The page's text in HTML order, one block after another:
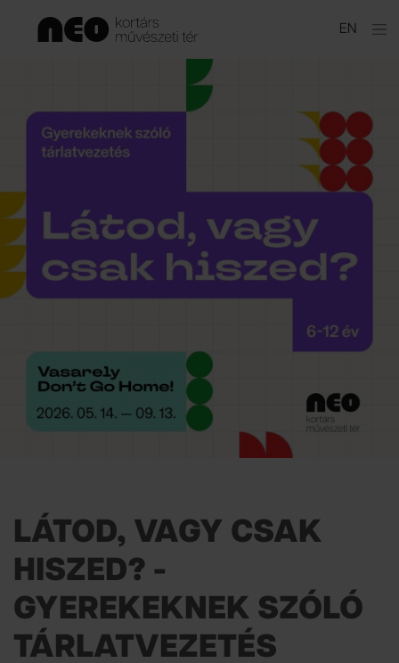
EN
tartalomhoz
LÁTOD, VAGY CSAK
HISZED? -
GYEREKEKNEK SZÓLÓ
TÁRLATVEZETÉS